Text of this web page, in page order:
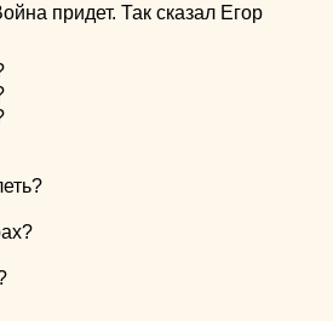
придет. Так сказал Егор